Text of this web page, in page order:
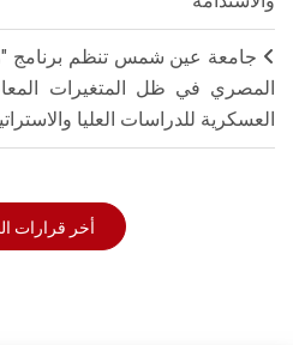
جامعة عين شمس تنظم برنامج
المصري في ظل المتغيرات
العسكرية للدراسات العليا
أخر قرارات